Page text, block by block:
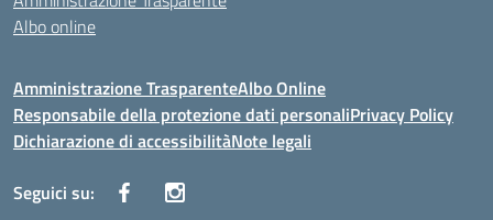
Albo online
Amministrazione TrasparenteAlbo Online
Responsabile della protezione dati personaliPrivacy Policy
Dichiarazione di accessibilitàNote legali
Seguici su: